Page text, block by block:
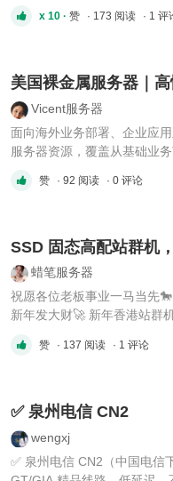
不然注销别人的工作签证。
x 10 · 赞 · 173 阅读 · 1 评
美国裸金属服务器｜
Vicent服务器
面向海外业务部署、企业应
服务器资源，覆盖从基础业
能波动，适合长期稳定运行。 配置覆盖： 🔹 基础计算系列 E5-2623
赞 · 92 阅读 · 0 评论
SSD 固态高配站群机
蜡笔服务器
祝愿各位老板事业一马当先
新年发大财🚀 新年香港站群
12H/32G/1T SSD/50M ⚡️
宽，速度飞快~ 🚀 更有香
...
赞 · 137 阅读 · 1 评论
✅ 泉州电信 CN2
wengxj
✅ 泉州电信 CN2（中国电信